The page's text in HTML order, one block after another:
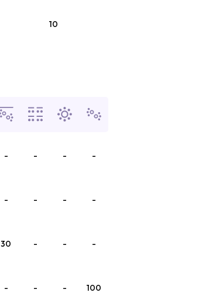
10
- - - -
- - - -
30 - - -
- - - 100